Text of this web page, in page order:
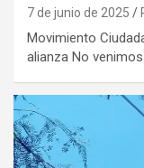
7 de junio de 2025
Movimiento
alianza No venimos